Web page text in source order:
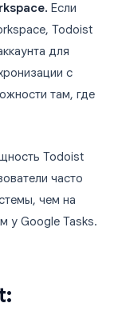
Если
Todoist
для
с
там, где
Todoist
часто
чем на
у Google Tasks.